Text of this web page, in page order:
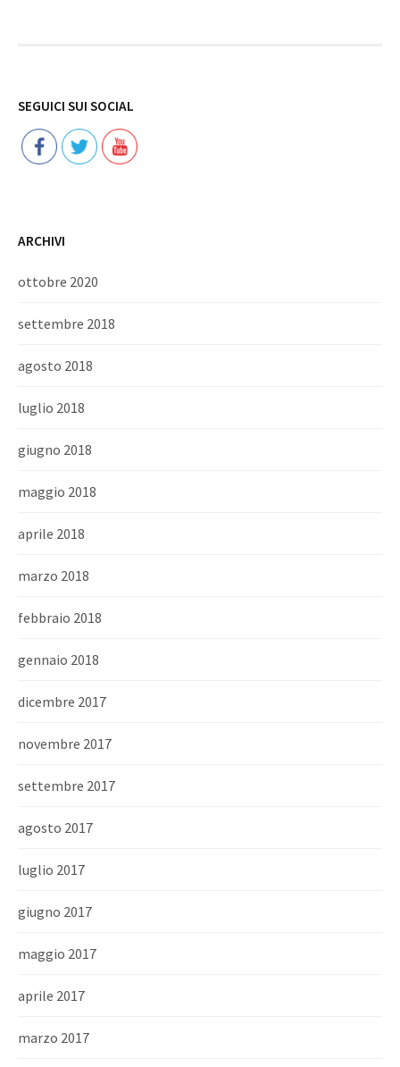
SEGUICI SUI SOCIAL
ARCHIVI
ottobre 2020
settembre 2018
agosto 2018
luglio 2018
giugno 2018
maggio 2018
aprile 2018
marzo 2018
febbraio 2018
gennaio 2018
dicembre 2017
novembre 2017
settembre 2017
agosto 2017
luglio 2017
giugno 2017
maggio 2017
aprile 2017
marzo 2017